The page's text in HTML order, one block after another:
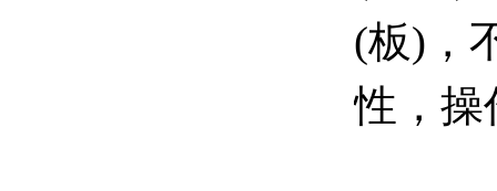
(板)，
性，操